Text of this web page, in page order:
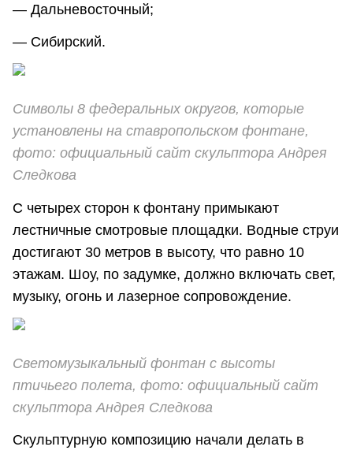
— Дальневосточный;
— Сибирский.
Символы 8 федеральных округов, которые
установлены на ставропольском фонтане,
фото: официальный сайт скульптора Андрея
Следкова
С четырех сторон к фонтану примыкают
лестничные смотровые площадки. Водные струи
достигают 30 метров в высоту, что равно 10
этажам. Шоу, по задумке, должно включать свет,
музыку, огонь и лазерное сопровождение.
Светомузыкальный фонтан с высоты
птичьего полета, фото: официальный сайт
скульптора Андрея Следкова
Скульптурную композицию начали делать в